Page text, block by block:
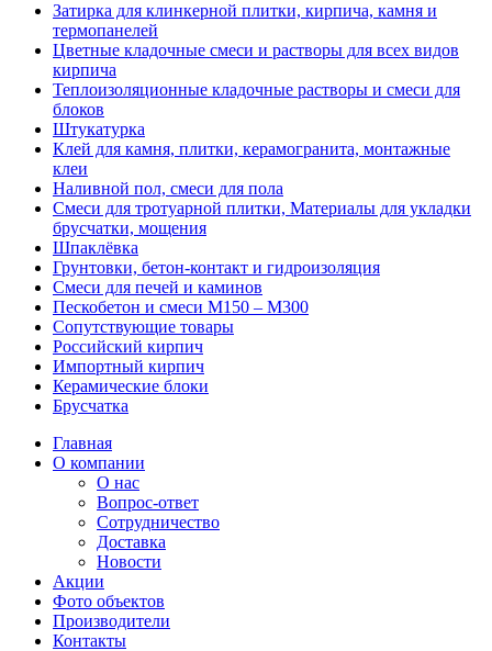
Затирка для клинкерной плитки, кирпича, камня и
термопанелей
Цветные кладочные смеси и растворы для всех видов
кирпича
Теплоизоляционные кладочные растворы и смеси для
блоков
Штукатурка
Клей для камня, плитки, керамогранита, монтажные
клеи
Наливной пол, смеси для пола
Смеси для тротуарной плитки, Материалы для укладки
брусчатки, мощения
Шпаклёвка
Грунтовки, бетон-контакт и гидроизоляция
Смеси для печей и каминов
Пескобетон и смеси М150 – М300
Сопутствующие товары
Российский кирпич
Импортный кирпич
Керамические блоки
Брусчатка
Главная
О компании
О нас
Вопрос-ответ
Сотрудничество
Доставка
Новости
Акции
Фото объектов
Производители
Контакты